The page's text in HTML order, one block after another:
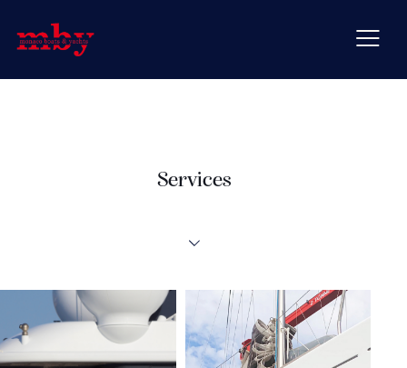
Services